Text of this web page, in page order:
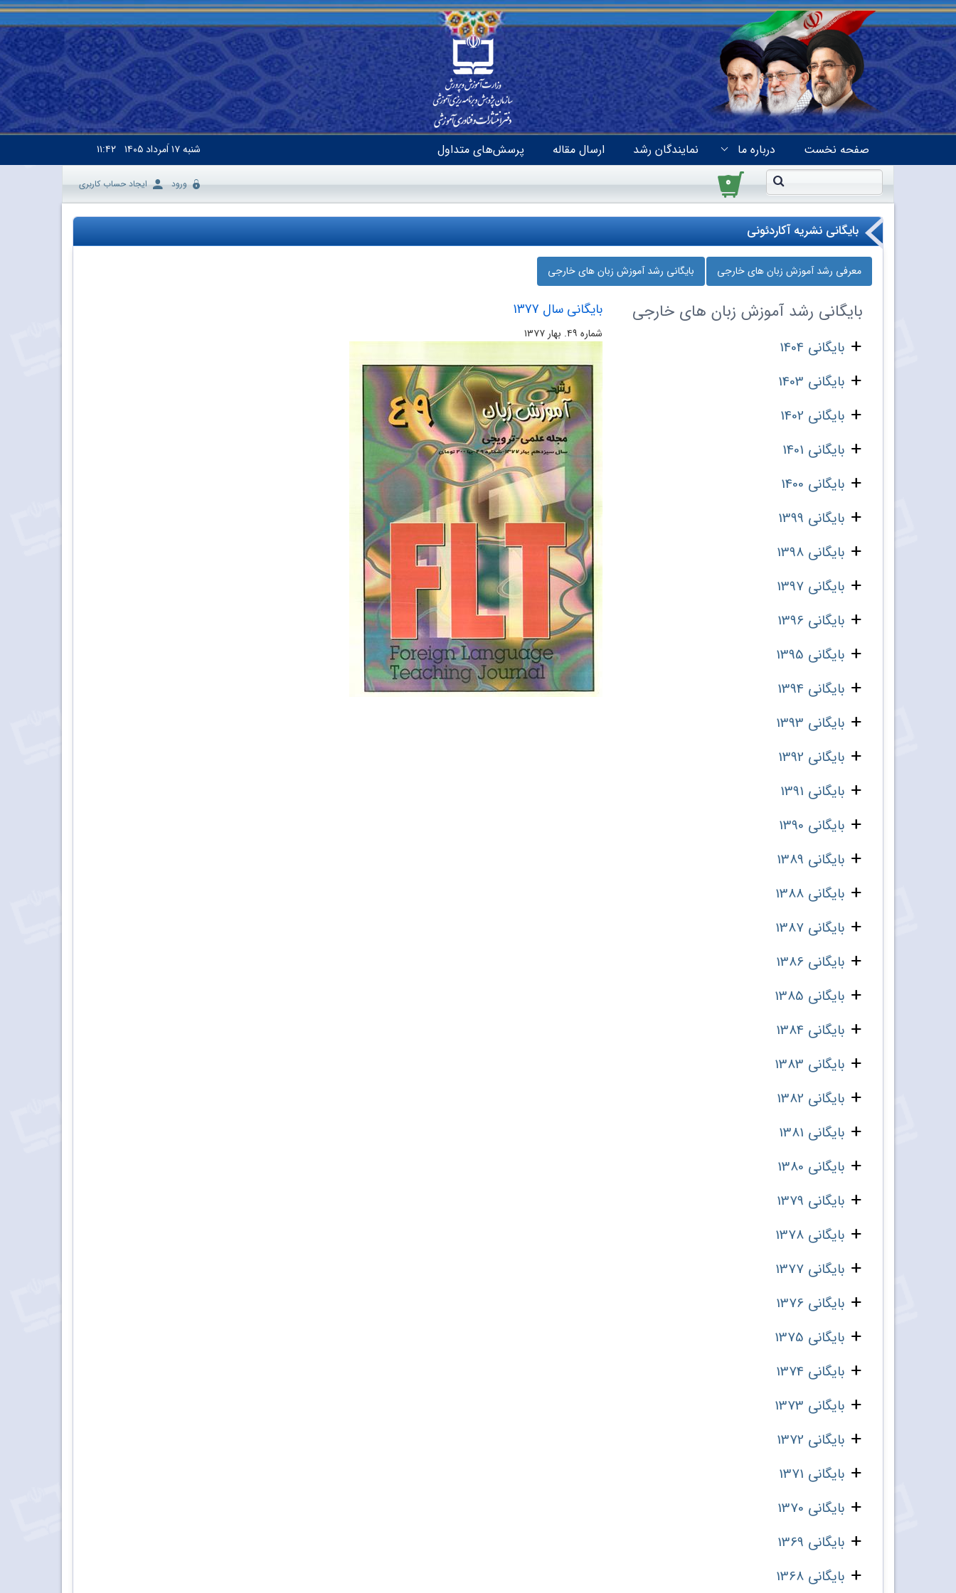
صفحه نخست درباره ما نمایندگان رشد ارسال مقاله پرسش‌های متداول شنبه۱۷ اَمرداد ۱۴۰۵ ۱۱:۴۲
۰ ورود ایجاد حساب کاربری
بایگانی نشریه آکاردئونی
معرفی رشد آموزش زبان‌ های خارجی بایگانی رشد آموزش زبان‌ های خارجی
بایگانی رشد آموزش زبان‌ های خارجی
بایگانی 1404
بایگانی 1403
بایگانی 1402
بایگانی 1401
بایگانی 1400
بایگانی 1399
بایگانی 1398
بایگانی 1397
بایگانی 1396
بایگانی 1395
بایگانی 1394
بایگانی 1393
بایگانی 1392
بایگانی 1391
بایگانی 1390
بایگانی 1389
بایگانی 1388
بایگانی 1387
بایگانی 1386
بایگانی 1385
بایگانی 1384
بایگانی 1383
بایگانی 1382
بایگانی 1381
بایگانی 1380
بایگانی 1379
بایگانی 1378
بایگانی 1377
بایگانی 1376
بایگانی 1375
بایگانی 1374
بایگانی 1373
بایگانی 1372
بایگانی 1371
بایگانی 1370
بایگانی 1369
بایگانی 1368
بایگانی سال 1377
شماره ۴۹. بهار ۱۳۷۷